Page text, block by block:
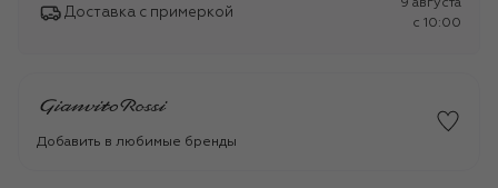
Доставка с примеркой
9 августа
c 10:00
Добавить в любимые бренды